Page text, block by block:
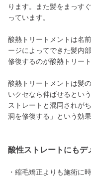
ります。また髪をまっす
っています。
酸熱トリートメントは名
ージによってできた髪内
修復するのが酸熱トリー
酸熱トリートメントは髪
いクセなら伸ばせるとい
ストレートと混同されが
洞を修復する」という効
酸性ストレートにもデ
・縮毛矯正よりも施術に